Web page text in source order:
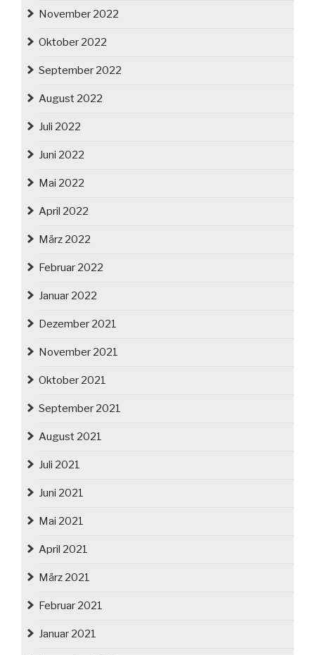
November 2022
Oktober 2022
September 2022
August 2022
Juli 2022
Juni 2022
Mai 2022
April 2022
März 2022
Februar 2022
Januar 2022
Dezember 2021
November 2021
Oktober 2021
September 2021
August 2021
Juli 2021
Juni 2021
Mai 2021
April 2021
März 2021
Februar 2021
Januar 2021